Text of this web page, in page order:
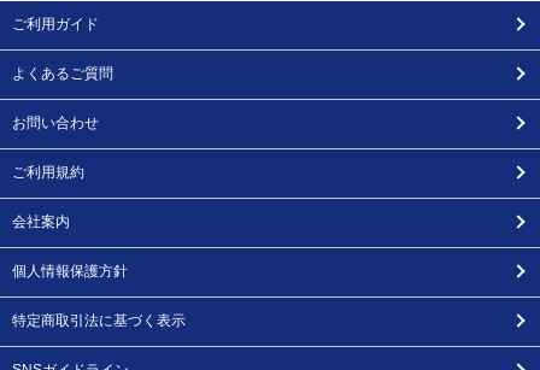
ご利用ガイド
よくあるご質問
お問い合わせ
ご利用規約
会社案内
個人情報保護方針
特定商取引法に基づく表示